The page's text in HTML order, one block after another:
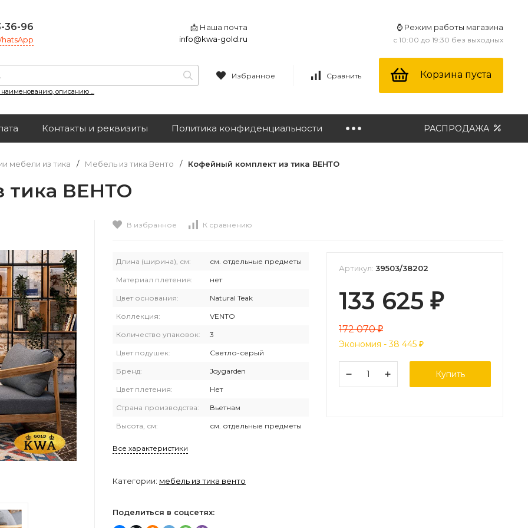
36-96
📩 Наша почта
info@kwa-gold.ru
⌚ Режим работы магазина
с 10:00 до 19:30 без выходных
наименованию, описанию ...
Избранное Сравнить Корзина пуста
Контакты и реквизиты Политика конфиденциальности РАСПРОДАЖА
мебели из тика / Мебель из тика Венто / Кофейный комплект из тика ВЕНТО
тика ВЕНТО
›
В избранное К сравнению
Длина (ширина), см: см. отдельные предметы
Материал плетения: нет
Цвет основания: Natural Teak
Коллекция: VENTO
Количество упаковок: 3
Цвет подушек: Светло-серый
Бренд: Joygarden
Цвет плетения: Нет
Страна производства: Вьетнам
Высота, см: см. отдельные предметы
Все характеристики
Категории: мебель из тика венто
Поделиться в соцсетях:
Артикул: 39503/38202
133 625 ₽
172 070₽
Экономия -38 445 ₽
Купить